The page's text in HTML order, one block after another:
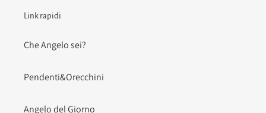
Link rapidi
Che Angelo sei?
Pendenti&Orecchini
Angelo del Giorno